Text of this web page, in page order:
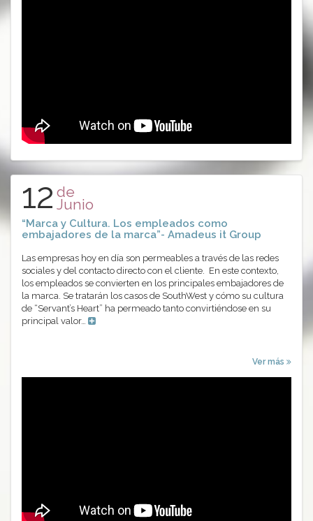
12 de
Junio
“Marca y Cultura. Los empleados como
embajadores de la marca”- Amadeus it Group
Las empresas hoy en día son permeables a través de las redes
sociales y del contacto directo con el cliente. En este contexto,
los empleados se convierten en los principales embajadores de
la marca. Se tratarán los casos de SouthWest y cómo su cultura
de “Servant’s Heart” ha permeado tanto convirtiéndose en su
principal valor…
Ver más